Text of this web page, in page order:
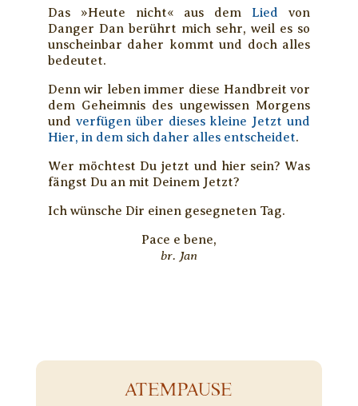
Das »Heute nicht« aus dem Lied von
Danger Dan berührt mich sehr, weil es so
unscheinbar daher kommt und doch alles
bedeutet.
Denn wir leben immer diese Handbreit vor
dem Geheimnis des ungewissen Morgens
und verfügen über dieses kleine Jetzt und
Hier, in dem sich daher alles entscheidet.
Wer möchtest Du jetzt und hier sein? Was
fängst Du an mit Deinem Jetzt?
Ich wünsche Dir einen gesegneten Tag.
Pace e bene,
br. Jan
ATEMPAUSE